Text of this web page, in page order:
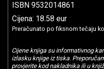
ISBN 9532014861
Cijena: 18.58 eur
Preračunato po fiksnom tečaju
Cijene knjiga su informativnog
izlasku knjige iz tiska.
provjerite kod nakladnika ili u